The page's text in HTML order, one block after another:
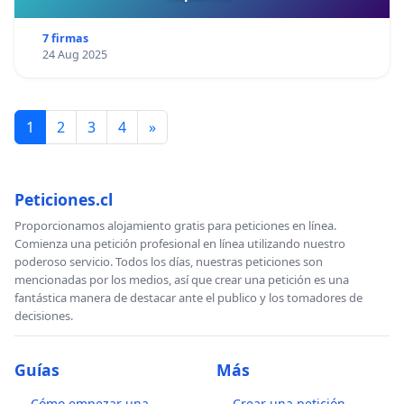
Jorge Valero (Venezuela, Embajador)
Neybis Bracho (Venezuela, Poeta)
Enrique Hernández (Venezuela, Fotógrafo de prensa)
Mariano Rosas ( Venezuela, Editor)
Julio Escalona (Venezuela, Constituyente)
Blas Perozo Naveda (Venezuela, Escritor)
Emiliano Hernández Santana (Venezuela, Creador)
Luis Marlote Rivas. (Cuba. Editor)
Delfin Luna Méndez (Cuba, Editor)
Carlos de la Riera (Cuba, Editor)
Alberto Rodríguez Carucci (Venezuela, Escritor)
Claudine Pôlet, (Bélgica, Revolucionaria profesional)
Leonardo Perdomo (Venezuela, Editor)
7 firmas
24 Aug 2025
1 2 3 4 »
Peticiones.cl
Proporcionamos alojamiento gratis para peticiones en línea.
Comienza una petición profesional en línea utilizando nuestro
poderoso servicio. Todos los días, nuestras peticiones son
mencionadas por los medios, así que crear una petición es una
fantástica manera de destacar ante el publico y los tomadores de
decisiones.
Guías Más